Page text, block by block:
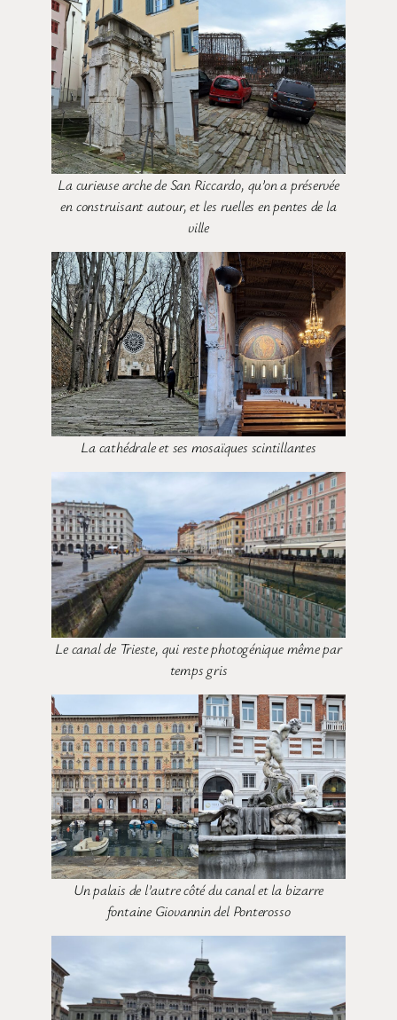
La curieuse arche de San Riccardo, qu’on a préservée
en construisant autour, et les ruelles en pentes de la
ville
La cathédrale et ses mosaïques scintillantes
Le canal de Trieste, qui reste photogénique même par
temps gris
Un palais de l’autre côté du canal et la bizarre
fontaine Giovannin del Ponterosso